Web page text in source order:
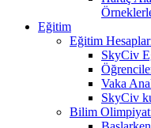
Eğitim
Eğitim
SkyCiv
Vaka
SkyCiv
Bilim